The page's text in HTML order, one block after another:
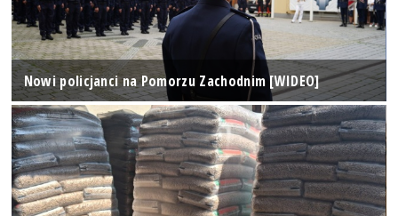
Nowi policjanci na Pomorzu Zachodnim [WIDEO]